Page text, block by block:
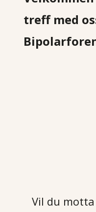
treff med
Vil du